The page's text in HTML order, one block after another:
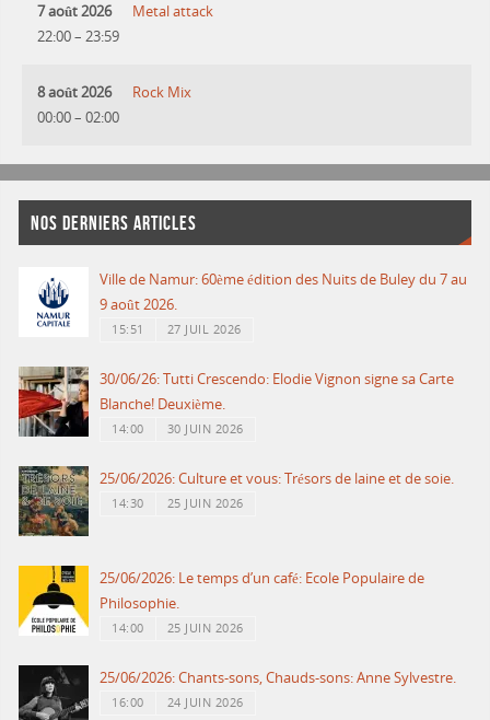
7 août 2026
22:00– 23:59
Metal attack
8 août 2026
00:00– 02:00
Rock Mix
NOS DERNIERS ARTICLES
Ville de Namur: 60ème édition des Nuits de Buley du 7 au
9 août 2026.
15:51 27 JUIL 2026
30/06/26: Tutti Crescendo: Elodie Vignon signe sa Carte
Blanche! Deuxième.
14:00 30 JUIN 2026
25/06/2026: Culture et vous: Trésors de laine et de soie.
14:30 25 JUIN 2026
25/06/2026: Le temps d’un café: Ecole Populaire de
Philosophie.
14:00 25 JUIN 2026
25/06/2026: Chants-sons, Chauds-sons: Anne Sylvestre.
16:00 24 JUIN 2026